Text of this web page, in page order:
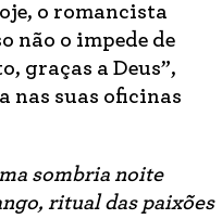
o romancista
não o impede de
graças a Deus”,
nas suas oficinas
sombria noite
ritual das paixões